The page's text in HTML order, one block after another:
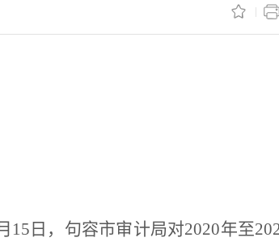
日，句容市审计局对2020年至